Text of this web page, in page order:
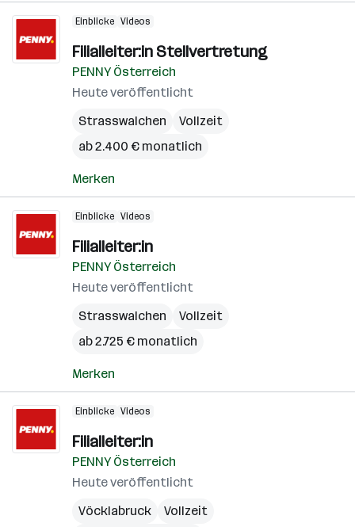
Einblicke Videos
Filialleiter:in Stellvertretung
PENNY Österreich
Heute veröffentlicht
Strasswalchen
Vollzeit
ab 2.400 € monatlich
Merken
Einblicke Videos
Filialleiter:in
PENNY Österreich
Heute veröffentlicht
Strasswalchen
Vollzeit
ab 2.725 € monatlich
Merken
Einblicke Videos
Filialleiter:in
PENNY Österreich
Heute veröffentlicht
Vöcklabruck
Vollzeit